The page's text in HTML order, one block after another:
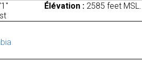
Élévation :2585 feet MSL.